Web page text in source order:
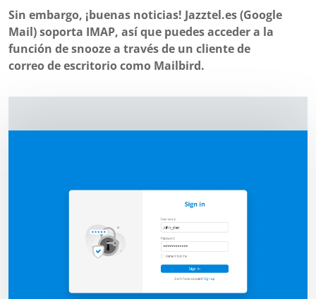
Sin embargo, ¡buenas noticias! Jazztel.es (Google
Mail) soporta IMAP, así que puedes acceder a la
función de snooze a través de un cliente de
correo de escritorio como Mailbird.